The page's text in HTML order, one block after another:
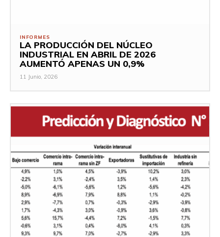
INFORMES
LA PRODUCCIÓN DEL NÚCLEO
INDUSTRIAL EN ABRIL DE 2026
AUMENTÓ APENAS UN 0,9%
11 Junio, 2026